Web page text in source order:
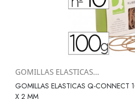
GOMILLAS ELASTICAS...
GOMILLAS ELASTICAS Q-CONNECT
X 2 MM